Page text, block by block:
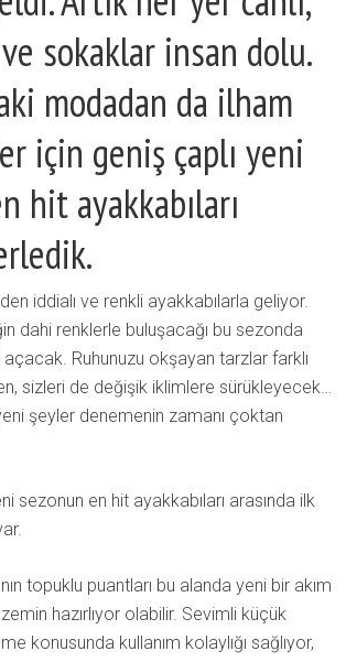
ve sokaklar insan dolu.
modadan da ilham
için geniş çaplı yeni
hit ayakkabıları
iddialı ve renkli ayakkabılarla geliyor.
dahi renklerle buluşacağı bu sezonda
açacak. Ruhunuzu okşayan tarzlar farklı
sizleri de değişik iklimlere sürükleyecek…
şeyler denemenin zamanı çoktan
sezonun en hit ayakkabıları arasında ilk
topuklu puantları bu alanda yeni bir akım
hazırlıyor olabilir. Sevimli küçük
konusunda kullanım kolaylığı sağlıyor,